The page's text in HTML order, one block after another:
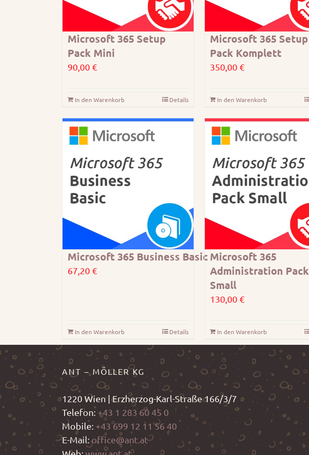
Microsoft 365 Setup
Pack Mini
90,00€
In den Warenkorb Details
Microsoft 365 Setup
Pack Komplett
350,00€
In den Warenkorb
Microsoft 365 Business Basic
67,20€
In den Warenkorb Details
Microsoft 365
Administration Pack
Small
130,00€
In den Warenkorb
ANT – MÖLLER KG
1220 Wien | Erzherzog-Karl-Straße 166/3/7
Telefon: +43 1 283 60 45 0
Mobile: +43 699 12 11 56 40
E-Mail:office@ant.at